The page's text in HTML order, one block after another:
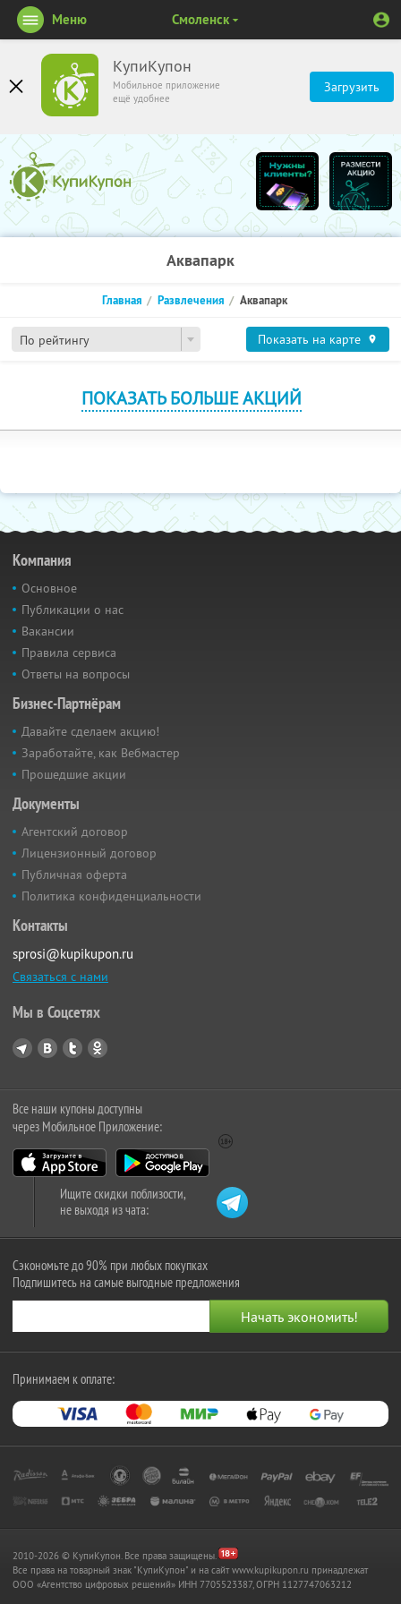
КупиКупон
Мобильное приложение
ещё удобнее
Загрузить
Меню Смоленск
Аквапарк
По рейтингу
Главная Развлечения Аквапарк
Показать на карте
ПОКАЗАТЬ БОЛЬШЕ АКЦИЙ
Компания
Основное
Публикации о нас
Вакансии
Правила сервиса
Ответы на вопросы
Бизнес-Партнёрам
Давайте сделаем акцию!
Заработайте, как Вебмастер
Прошедшие акции
Документы
Агентский договор
Лицензионный договор
Публичная оферта
Политика конфиденциальности
Контакты
sprosi@kupikupon.ru
Связаться с нами
Мы в Соцсетях
Все наши купоны доступны
через Мобильное Приложение:
Ищите скидки поблизости,
не выходя из чата:
Сэкономьте до 90% при любых покупках
Подпишитесь на самые выгодные предложения
Принимаем к оплате:
2010-2026 © КупиКупон. Все права защищены.
Все права на товарный знак "КупиКупон" и на сайт www.kupikupon.ru принадлежат
OOO «Агентство цифровых решений» ИНН 7705523387, ОГРН 1127747063212